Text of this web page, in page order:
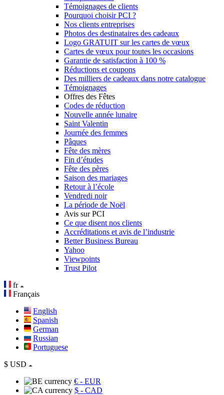
Témoignages de clients
Pourquoi choisir PCI ?
Nos clients entreprises
Photos des destinataires des cadeaux
Logo GRATUIT sur les cartes de vœux
Cartes de vœux pour toutes les occasions
Garantie de satisfaction à 100 %
Réductions et coupons
Des milliers de cadeaux dans notre catalogue
Témoignages
Offres des Fêtes
Codes de réduction
Nouvelle année lunaire
Saint Valentin
Journée des femmes
Pâques
Fête des mères
Fin d’études
Fête des pères
Saison des mariages
Retour à l’école
Vendredi noir
La période de Noël
Avis sur PCI
Ce que disent nos clients
Accréditations et avis de l’industrie
Better Business Bureau
Yahoo
Viewpoints
Trust Pilot
fr
Français
English
Spanish
German
Russian
Portuguese
$ USD
€ - EUR
$ - CAD